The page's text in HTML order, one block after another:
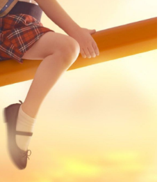
wydarzenia z